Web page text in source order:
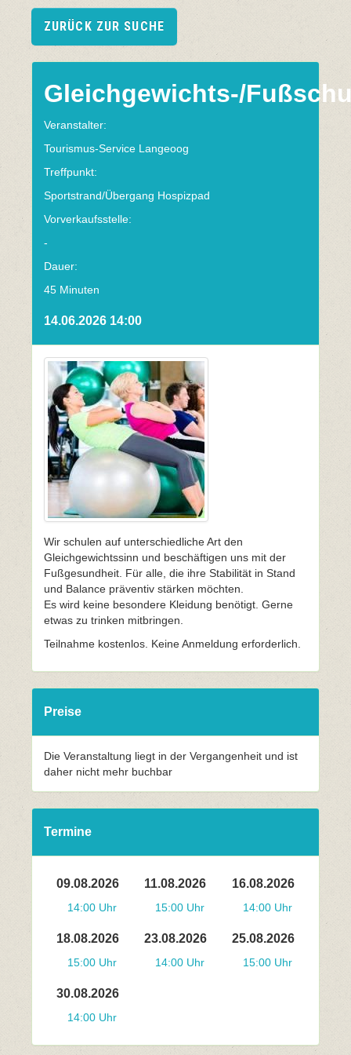
ZURÜCK ZUR SUCHE
Gleichgewichts-/
Veranstalter:
Tourismus-Service Langeoog
Treffpunkt:
Sportstrand/Übergang Hospizpad
Vorverkaufsstelle:
-
Dauer:
45 Minuten
14.06.2026 14:00
Wir schulen auf unterschiedliche Art den
Gleichgewichtssinn und beschäftigen uns mit der
Fußgesundheit. Für alle, die ihre Stabilität in Stand
und Balance präventiv stärken möchten.
Es wird keine besondere Kleidung benötigt. Gerne
etwas zu trinken mitbringen.
Teilnahme kostenlos. Keine Anmeldung erforderlich.
Preise
Die Veranstaltung liegt in der Vergangenheit und ist
daher nicht mehr buchbar
Termine
09.08.2026
14:00 Uhr
11.08.2026
15:00 Uhr
16.08.2026
14:00 Uhr
18.08.2026
15:00 Uhr
23.08.2026
14:00 Uhr
25.08.2026
15:00 Uhr
30.08.2026
14:00 Uhr